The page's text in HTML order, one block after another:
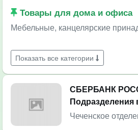
Товары для дома и офиса
Мебельные, канцелярские
Показать все категории
СБЕРБАНК
Подразделения
Чеченское